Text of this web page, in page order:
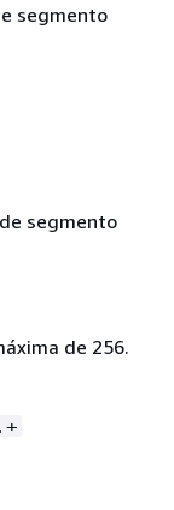
segmento
segmento
de 256.